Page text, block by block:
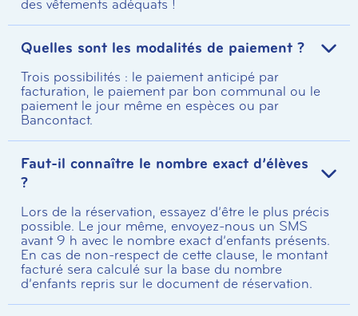
des vêtements adéquats !
Quelles sont les modalités de paiement ?
Trois possibilités : le paiement anticipé par
facturation, le paiement par bon communal ou le
paiement le jour même en espèces ou par
Bancontact.
Faut-il connaître le nombre exact d’élèves
?
Lors de la réservation, essayez d’être le plus précis
possible. Le jour même, envoyez-nous un SMS
avant 9 h avec le nombre exact d’enfants présents.
En cas de non-respect de cette clause, le montant
facturé sera calculé sur la base du nombre
d’enfants repris sur le document de réservation.